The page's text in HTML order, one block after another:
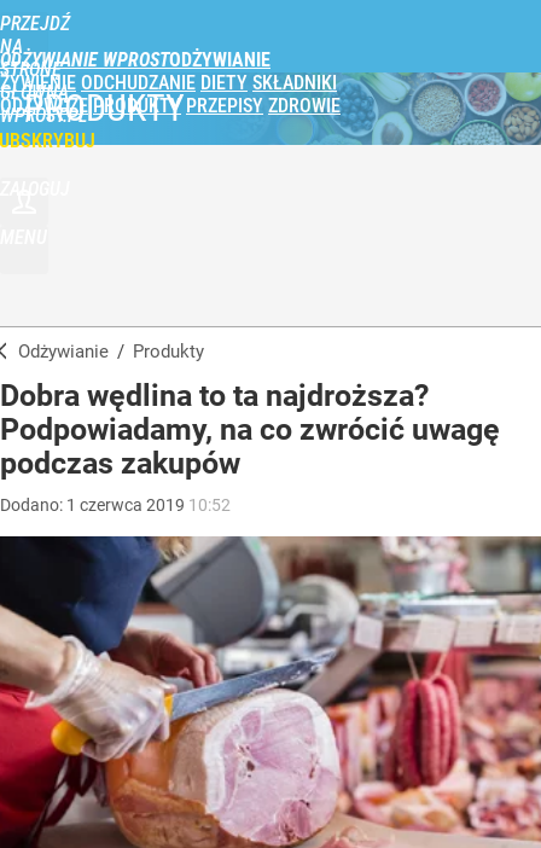
PRZEJDŹ
NA
STRONĘ
GŁÓWNĄ
WPROST.PL
ODŻYWIANIE WPROST
ŻYWIENIE ODCHUDZANIE DIETY SKŁADNIKI
ODŻYWCZE PRODUKTY PRZEPISY ZDROWIE
PRODUKTY
Odżywianie / Produkty
Dobra wędlina to ta najdroższa?
Podpowiadamy, na co zwrócić uwagę
podczas zakupów
Dodano: 1 czerwca 2019 10:52